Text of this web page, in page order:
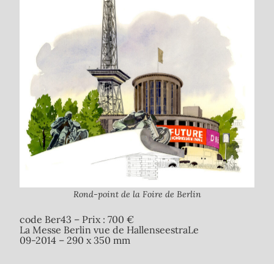
Rond-point de la Foire de Berlin
code Ber43 – Prix : 700 €
La Messe Berlin vue de HallenseestraLe
09-2014 – 290 x 350 mm